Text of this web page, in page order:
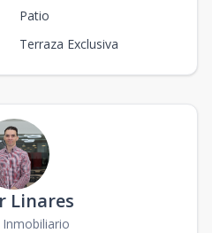
Patio
Terraza Exclusiva
Linares